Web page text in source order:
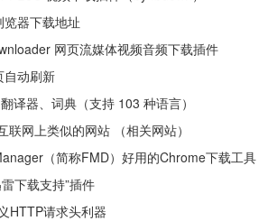
器下载地址
网页流媒体视频音频下载插件
自动刷新
译器、词典（支持 103 种语言）
联网上类似的网站 （相关网站）
（简称FMD）好用的Chrome下载工具
下载支持”插件
HTTP请求头利器